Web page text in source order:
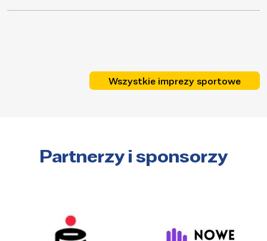
Wszystkie imprezy sportowe
Partnerzy i sponsorzy